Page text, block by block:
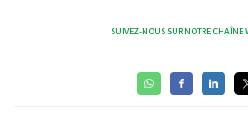
SUIVEZ-NOUS SUR NOTRE CHAÎNE